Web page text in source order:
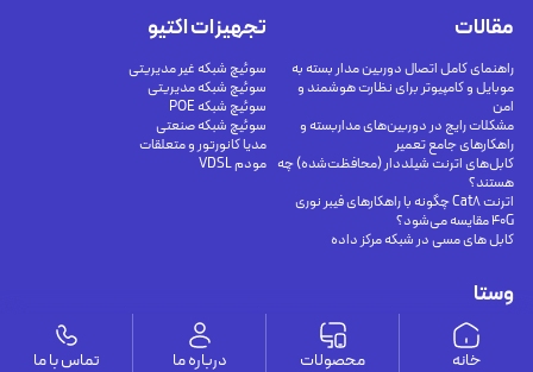
وستا
ارتباط با ما
درباره ما
تجهیزات اکتیو
سوئیچ شبکه غیر مدیریتی
سوئیچ شبکه مدیریتی
سوئیچ شبکه POE
سوئیچ شبکه صنعتی
مدیا کانورتور و متعلقات
مودم VDSL
مقالات
راهنمای کامل اتصال دوربین مدار بسته به
موبایل و کامپیوتر برای نظارت هوشمند و
امن
مشکلات رایج در دوربین‌های مداربسته و
راهکارهای جامع تعمیر
کابل‌های اترنت شیلددار (محافظت‌شده) چه
هستند؟
اترنت Cat8 چگونه با راهکارهای فیبر نوری
40G مقایسه می‌شود؟
کابل های مسی در شبکه مرکز داده
خانه محصولات درباره ما تماس با ما